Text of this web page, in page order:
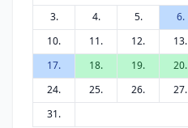
3.
4. 5. 6.
10.
11. 12. 13.
17.
18. 19. 20.
24.
25. 26. 27.
31.